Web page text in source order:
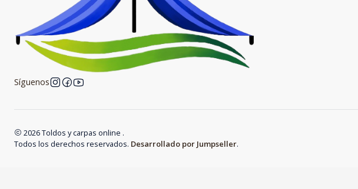
Síguenos
2026 Toldos y carpas online .
Todos los derechos reservados. Desarrollado por Jumpseller.